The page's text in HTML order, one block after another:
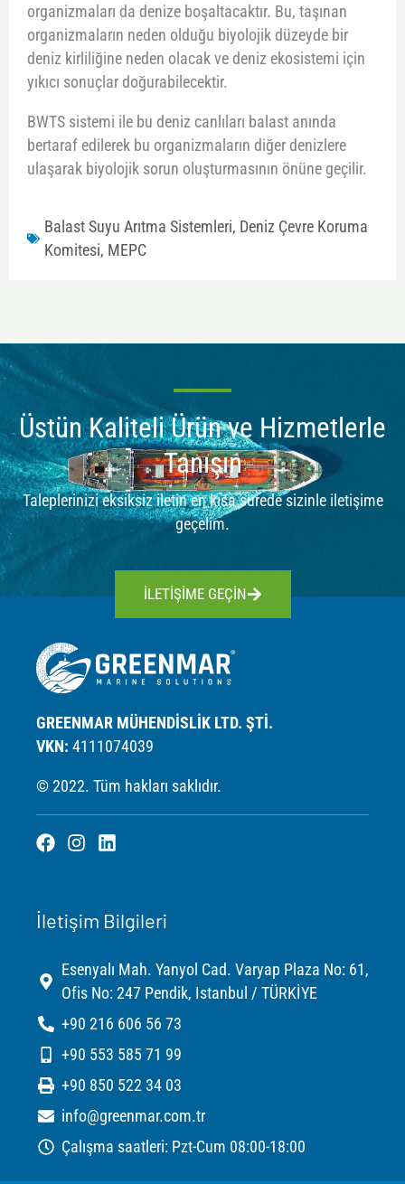
organizmaları da denize boşaltacaktır. Bu, taşınan
organizmaların neden olduğu biyolojik düzeyde bir
deniz kirliliğine neden olacak ve deniz ekosistemi için
yıkıcı sonuçlar doğurabilecektir.
BWTS sistemi ile bu deniz canlıları balast anında
bertaraf edilerek bu organizmaların diğer denizlere
ulaşarak biyolojik sorun oluşturmasının önüne geçilir.
Balast Suyu Arıtma Sistemleri, Deniz Çevre Koruma
Komitesi, MEPC
Üstün Kaliteli Ürün ve Hizmetlerle
Tanışın
Taleplerinizi eksiksiz iletin en kısa sürede sizinle iletişime
geçelim.
İLETİŞİME GEÇİN
GREENMAR MÜHENDİSLİK LTD. ŞTİ.
VKN: 4111074039
© 2022. Tüm hakları saklıdır.
F
b
k
I
a
g
a
m
L
e
n
İletişim Bilgileri
Esenyalı Mah. Yanyol Cad. Varyap Plaza No: 61,
Ofis No: 247 Pendik, Istanbul / TÜRKİYE
+90 216 606 56 73
+90 553 585 71 99
+90 850 522 34 03
info@greenmar.com.tr
Çalışma saatleri: Pzt-Cum 08:00-18:00